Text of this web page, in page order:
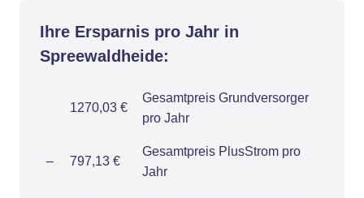
Ihre Ersparnis pro Jahr in
Spreewaldheide:
1270,03 €
Gesamtpreis Grundversorger
pro Jahr
– 797,13 €
Gesamtpreis PlusStrom pro
Jahr